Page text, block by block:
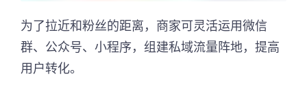
为了拉近和粉丝的距离，商家可灵活运用微信
群、公众号、小程序，组建私域流量阵地，提高
用户转化。